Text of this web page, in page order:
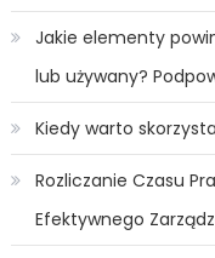
Jakie elementy
lub używany?
Kiedy warto
Rozliczanie Czasu
Efektywnego